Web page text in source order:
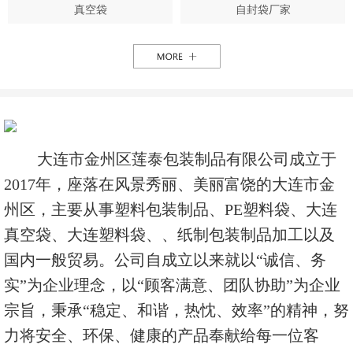
真空袋 自封袋厂家
大连市金州区莲泰包装制品有限公司成立于
2017年，座落在风景秀丽、美丽富饶的大连市金
州区，主要从事塑料包装制品、PE塑料袋、大连
真空袋、大连塑料袋、、纸制包装制品加工以及
国内一般贸易。公司自成立以来就以“诚信、务
实”为企业理念，以“顾客满意、团队协助”为企业
宗旨，秉承“稳定、和谐，热忱、效率”的精神，努
力将安全、环保、健康的产品奉献给每一位客